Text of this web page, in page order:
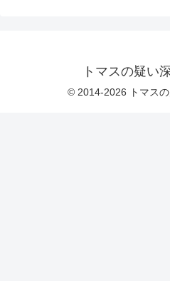
トマスの疑い
© 2014-2026 トマス